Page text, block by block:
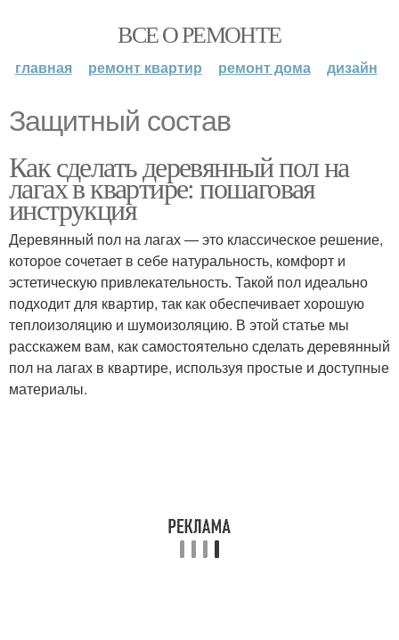
ВСЕ О РЕМОНТЕ
главная ремонт квартир ремонт дома дизайн
Защитный состав
Как сделать деревянный пол на
лагах в квартире: пошаговая
инструкция
Деревянный пол на лагах — это классическое решение,
которое сочетает в себе натуральность, комфорт и
эстетическую привлекательность. Такой пол идеально
подходит для квартир, так как обеспечивает хорошую
теплоизоляцию и шумоизоляцию. В этой статье мы
расскажем вам, как самостоятельно сделать деревянный
пол на лагах в квартире, используя простые и доступные
материалы.